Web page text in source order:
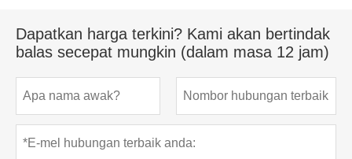
Dapatkan harga terkini? Kami akan bertindak
balas secepat mungkin (dalam masa 12 jam)